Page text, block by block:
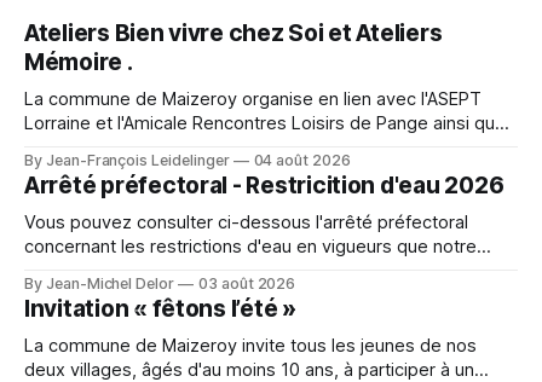
Ateliers Bien vivre chez Soi et Ateliers
Mémoire .
La commune de Maizeroy organise en lien avec l'ASEPT
Lorraine et l'Amicale Rencontres Loisirs de Pange ainsi que
ateliers. Ceux ci se dérouleront à Maizeroy pour la partie
Bien vivre chez soi et à Pange pour l'
By Jean-François Leidelinger 04 août 2026
Arrêté préfectoral - Restricition d'eau 2026
Vous pouvez consulter ci-dessous l'arrêté préfectoral
concernant les restrictions d'eau en vigueurs que notre
with comfort during events or photo shoots. Lighting can
change how textures and colours appear in photographs.
For event preparation, Space Ereshkigal cosplay
By Jean-Michel Delor 03 août 2026
Invitation « fêtons l’été »
La commune de Maizeroy invite tous les jeunes de nos
deux villages, âgés d'au moins 10 ans, à participer à un